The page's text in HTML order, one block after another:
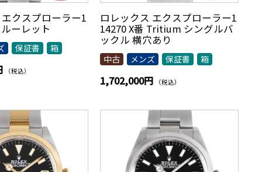
クスプローラー1
ーレット
保証書 箱
（税込）
ロレックス エクスプローラー1
14270 X番 Tritium シングルバ
ックル 横穴あり
中古 メンズ 保証書 箱
1,702,000円 （税込）